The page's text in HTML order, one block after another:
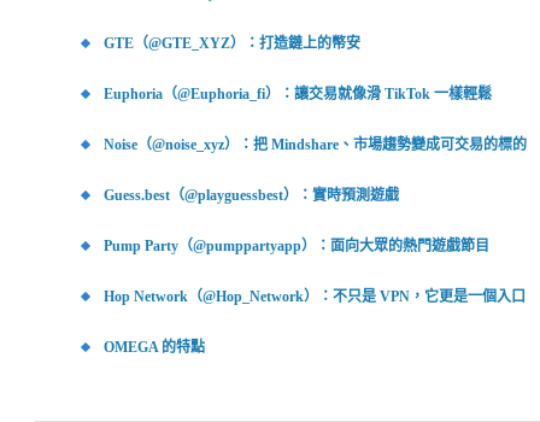
GTE（@GTE_XYZ）：打造鏈上的幣安
Euphoria（@Euphoria_fi）：讓交易就像滑 TikTok 一樣輕鬆
Noise（@noise_xyz）：把 Mindshare、市場趨勢變成可交易的標的
Guess.best（@playguessbest）：實時預測遊戲
Pump Party（@pumppartyapp）：面向大眾的熱門遊戲節目
Hop Network（@Hop_Network）：不只是 VPN，它更是一個入口
OMEGA 的特點